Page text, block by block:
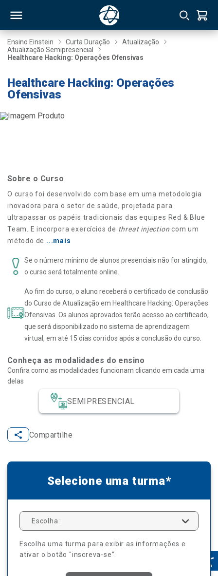
Ensino Einstein Curta Duração
Atualização
Atualização Semipresencial
Healthcare Hacking: Operações Ofensivas
Healthcare Hacking: Operações
Ofensivas
Sobre o Curso
O curso foi desenvolvido com base em uma metodologia
inovadora para o setor de saúde, projetada para
ultrapassar os papéis tradicionais das equipes Red & Blue
Team. E incorpora exercícios de threat injection com um
método de ...mais
Se o número mínimo de alunos presenciais não for atingido,
o curso será totalmente online.
Ao fim do curso, o aluno receberá o certificado de conclusão
do Curso de Atualização em Healthcare Hacking: Operações
Ofensivas. Os alunos aprovados terão acesso ao certificado,
que será disponibilizado no sistema de aprendizagem
virtual, em até 15 dias corridos após a conclusão do curso.
Conheça as modalidades do ensino
SEMIPRESENCIAL
Confira como as modalidades funcionam clicando em cada uma
delas
Compartilhe
Selecione uma turma*
Escolha:
Escolha uma turma para exibir as informações e
ativar o botão "inscreva-se”.